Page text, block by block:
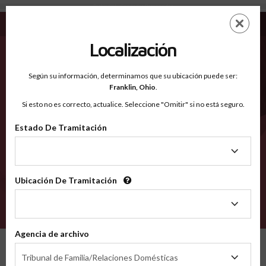
Preble OH - Condados Reconocidos
EN
Condados Reconocidos
2600
Localización
Según su información, determinamos que su ubicación puede ser:
Franklin, Ohio.
Si esto no es correcto, actualice. Seleccione "Omitir" si no está seguro.
Estado De Tramitación
Tramitación
Ubicación De Tramitación
Tramitación
Agencia de archivo
Tribunal de Familia/Relaciones Domésticas
de